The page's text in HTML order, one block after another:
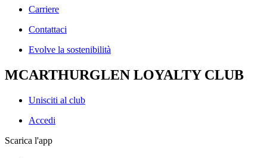
Carriere
Contattaci
Evolve la sostenibilità
MCARTHURGLEN LOYALTY CLUB
Unisciti al club
Accedi
Scarica l'app